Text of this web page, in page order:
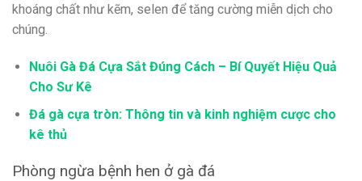
khoáng chất như kẽm, selen để tăng cường miễn dịch cho
chúng.
Nuôi Gà Đá Cựa Sắt Đúng Cách – Bí Quyết Hiệu Quả
Cho Sư Kê
Đá gà cựa tròn: Thông tin và kinh nghiệm cược cho
kê thủ
Phòng ngừa bệnh hen ở gà đá